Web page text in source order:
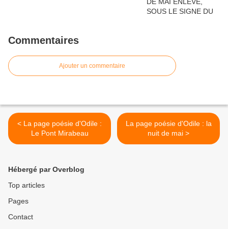
Commentaires
Ajouter un commentaire
< La page poésie d'Odile :
Le Pont Mirabeau
La page poésie d'Odile : la
nuit de mai >
Hébergé par Overblog
Top articles
Pages
Contact